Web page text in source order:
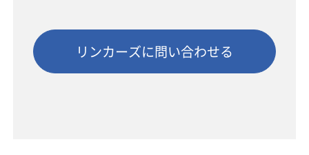
リンカーズに問い合わせる